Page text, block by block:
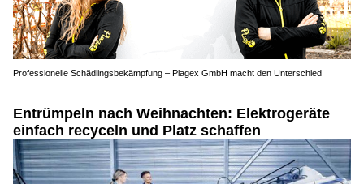
Professionelle Schädlingsbekämpfung – Plagex GmbH macht den Unterschied
Entrümpeln nach Weihnachten: Elektrogeräte
einfach recyceln und Platz schaffen